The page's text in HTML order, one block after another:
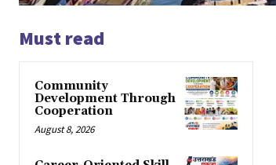
Must read
Community
Development Through
Cooperation
August 8, 2026